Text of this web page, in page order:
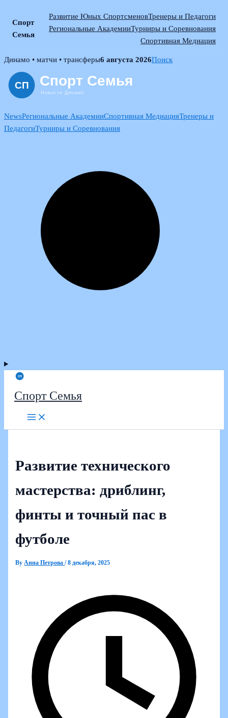
Спорт
Семья
Развитие Юных СпортсменовТренеры и Педагоги
Региональные АкадемииТурниры и Соревнования
Спортивная Медиация
Skip
content
Динамо • матчи • трансферы6 августа 2026Поиск
NewsРегиональные АкадемииСпортивная МедиацияТренеры и
ПедагогиТурниры и Соревнования
Спорт Семья
Развитие технического
мастерства: дриблинг,
финты и точный пас в
футболе
ByАнна Петрова/8 декабря, 2025